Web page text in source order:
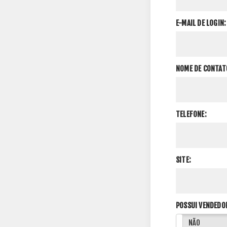
E-MAIL DE LOGIN:
NOME DE
TELEFONE:
SITE:
POSSUI
NÃO